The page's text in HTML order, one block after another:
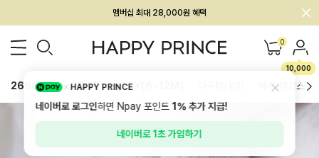
회원전용 아울렛, 가입하면 ~60% 할인!
멤버십 최대 28,000원 혜택 0
10,000
26SS 신상 BEST BABY[6~12M] 하의/레깅스
HAPPY PRINCE
네이버로 로그인하면 Npay 포인트1%추가 지급!
네이버로 1초 가입하기